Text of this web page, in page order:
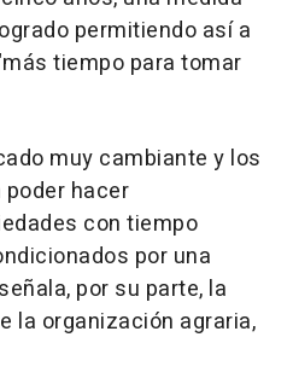
permitiendo así a
tiempo para tomar
muy cambiante y los
hacer
con tiempo
por una
por su parte, la
la organización agraria,